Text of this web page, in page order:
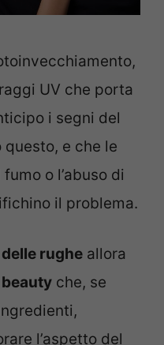
UV che porta
i segni del
e che le
o l’abuso di
il problema.
delle rughe allora
che, se
l’aspetto del